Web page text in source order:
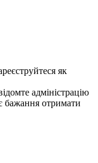
як
адміністрацію
бажання отримати